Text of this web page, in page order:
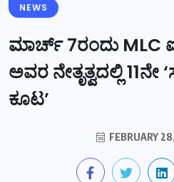
NEWS
ಮಾರ್ಚ್ 7ರಂದು
ಅವರ ನೇತೃತ್ವದಲ್ಲಿ
ಕೂಟ’
FEBRUARY